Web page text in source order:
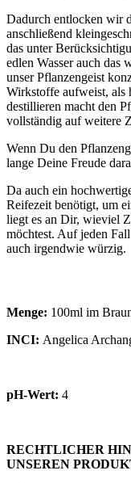
Dadurch entlocken wir
anschließend
das unter
edlen Wasser auch das
unser Pflanzengeist
Wirkstoffe aufweist, als
destillieren macht den
vollständig auf weitere
Wenn Du den
lange Deine Freude
Da auch ein
Reifezeit benötigt, um
liegt es an Dir, wieviel
möchtest. Auf jeden
auch irgendwie würzig.
Menge: 100ml im
INCI: Angelica
pH-Wert: 4
RECHTLICHER
UNSEREN